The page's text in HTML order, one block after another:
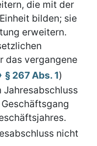
die mit der
bilden; sie
erweitern.
das vergangene
§ 267 Abs. 1)
nicht